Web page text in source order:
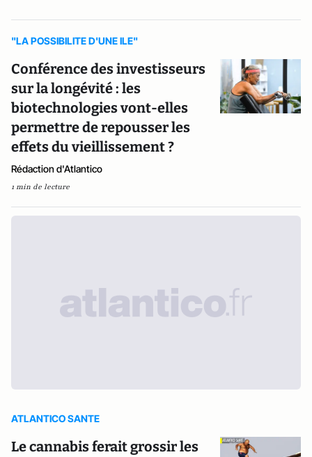
"LA POSSIBILITE D'UNE ILE"
Conférence des investisseurs
sur la longévité : les
biotechnologies vont-elles
permettre de repousser les
effets du vieillissement ?
Rédaction d'Atlantico
1 min de lecture
ATLANTICO SANTE
Le cannabis ferait grossir les